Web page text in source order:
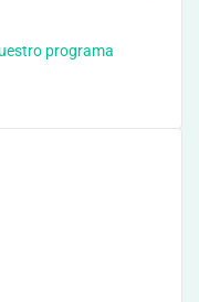
programa